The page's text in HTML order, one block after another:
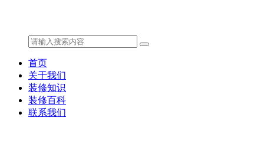
首页
关于我们
装修知识
装修百科
联系我们